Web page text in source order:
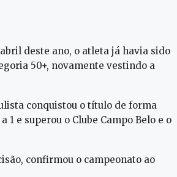
deste ano, o atleta já havia sido
50+, novamente vestindo a
conquistou o título de forma
e superou o Clube Campo Belo e o
confirmou o campeonato ao